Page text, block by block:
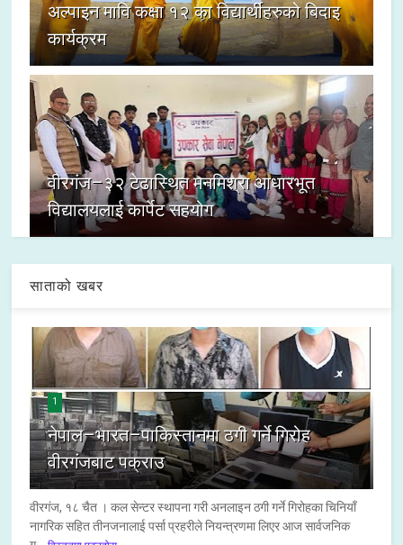
अल्पाइन मावि कक्षा १२ का विद्यार्थीहरुको बिदाइ
कार्यक्रम
वीरगंज–३२ टेढास्थित मनमिश्रा आधारभूत
विद्यालयलाई कार्पेट सहयोग
साताको खबर
1
नेपाल–भारत–पाकिस्तानमा ठगी गर्ने गिरोह
वीरगंजबाट पक्राउ
वीरगंज, १८ चैत । कल सेन्टर स्थापना गरी अनलाइन ठगी गर्ने गिरोहका चिनियाँ
नागरिक सहित तीनजनालाई पर्सा प्रहरीले नियन्त्रणमा लिएर आज सार्वजनिक